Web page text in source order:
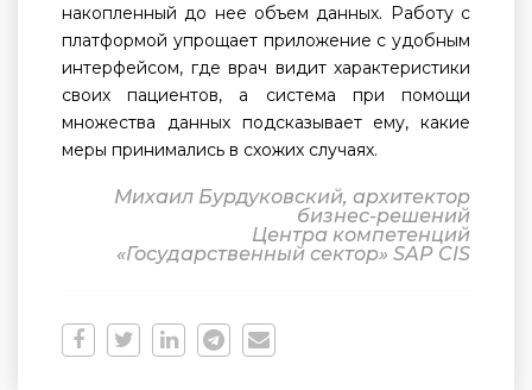
накопленный до нее объем данных. Работу с
платформой упрощает приложение с удобным
интерфейсом, где врач видит характеристики
своих пациентов, а система при помощи
множества данных подсказывает ему, какие
меры принимались в схожих случаях.
Михаил Бурдуковский, архитектор
бизнес-решений
Центра компетенций
«Государственный сектор» SAP CIS